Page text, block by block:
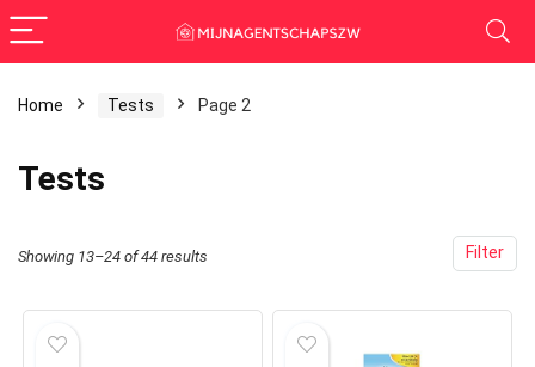
Home Tests Page 2
Tests
Filter
Showing 13–24 of 44 results